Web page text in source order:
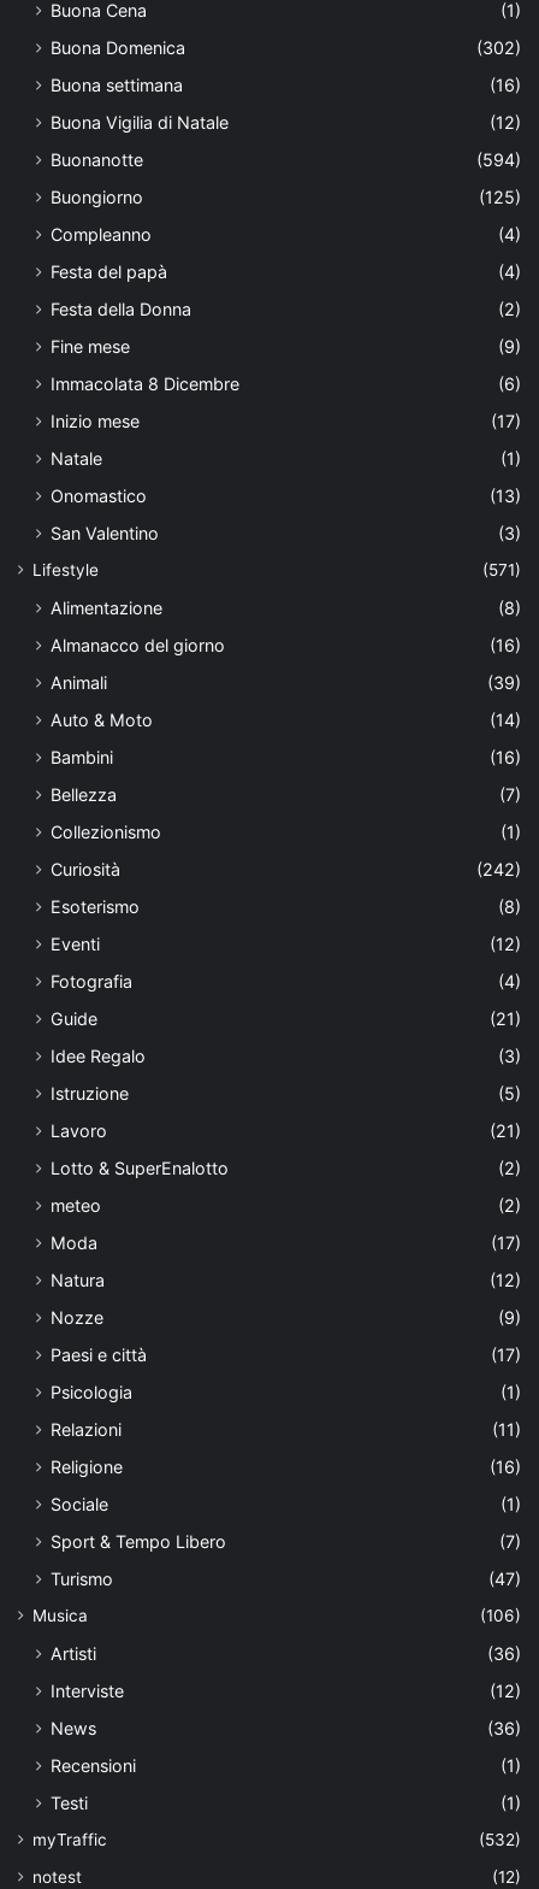
Buona Cena
(1)
Buona Domenica
(302)
Buona settimana
(16)
Buona Vigilia di Natale
(12)
Buonanotte
(594)
Buongiorno
(125)
Compleanno
(4)
Festa del papà
(4)
Festa della Donna
(2)
Fine mese
(9)
Immacolata 8 Dicembre
(6)
Inizio mese
(17)
Natale
(1)
Onomastico
(13)
San Valentino
(3)
Lifestyle (571)
Alimentazione
(8)
Almanacco del giorno
(16)
Animali
(39)
Auto & Moto
(14)
Bambini
(16)
Bellezza
(7)
Collezionismo
(1)
Curiosità
(242)
Esoterismo
(8)
Eventi
(12)
Fotografia
(4)
Guide
(21)
Idee Regalo
(3)
Istruzione
(5)
Lavoro
(21)
Lotto & SuperEnalotto
(2)
meteo
(2)
Moda
(17)
Natura
(12)
Nozze
(9)
Paesi e città
(17)
Psicologia
(1)
Relazioni
(11)
Religione
(16)
Sociale
(1)
Sport & Tempo Libero
(7)
Turismo
(47)
Musica (106)
Artisti
(36)
Interviste
(12)
News
(36)
Recensioni
(1)
Testi
(1)
myTraffic
(532)
notest
(12)